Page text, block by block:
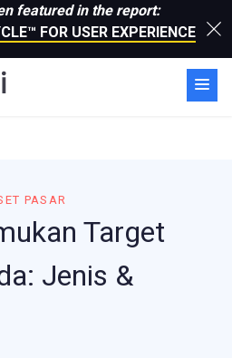
featured in the report:
FOR USER EXPERIENCE
PASAR
Target
Jenis &